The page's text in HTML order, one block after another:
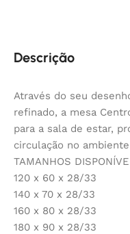
Descrição
Através do seu
refinado, a mesa
para a sala de estar,
circulação no
TAMANHOS
120 x 60 x 28/33
140 x 70 x 28/33
160 x 80 x 28/33
180 x 90 x 28/33